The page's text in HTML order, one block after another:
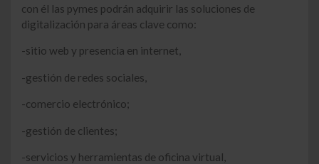
con él las pymes podrán adquirir las soluciones de
digitalización para áreas clave como:
-sitio web y presencia en internet,
-gestión de redes sociales,
-comercio electrónico;
-gestión de clientes;
-servicios y herramientas de oficina virtual,